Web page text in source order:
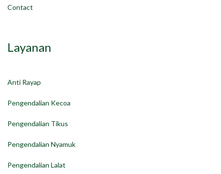
Contact
Layanan
Anti Rayap
Pengendalian Kecoa
Pengendalian Tikus
Pengendalian Nyamuk
Pengendalian Lalat